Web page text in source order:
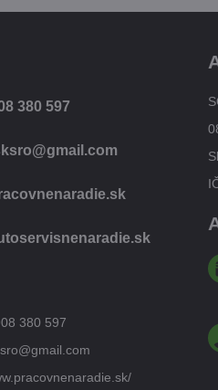
380 597
380 597